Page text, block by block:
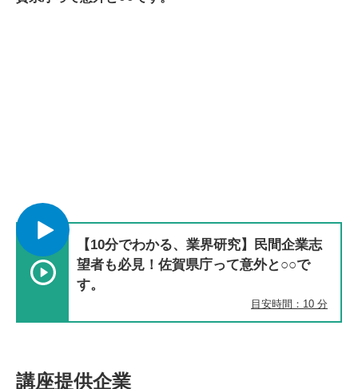
【10分でわかる、業界研究】民間企業志
望者も必見！佐賀県庁って意外と○○で
す。
目安時間：10 分
講座提供企業